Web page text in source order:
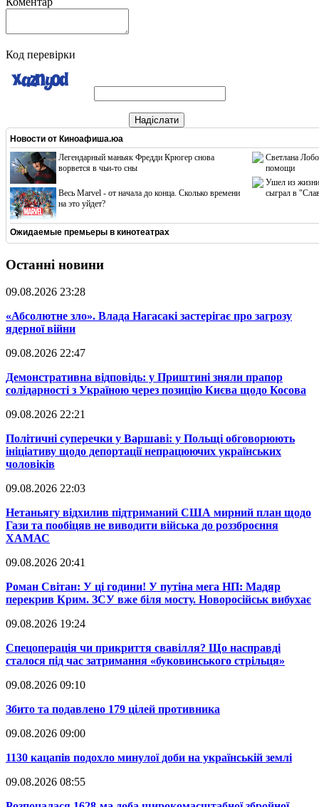
Код перевірки
Надіслати
Новости от Киноафиша.юа
Легендарный маньяк Фредди Крюгер снова
ворвется в чьи-то сны
Весь Marvel - от начала до конца. Сколько времени
на это уйдет?
Светлана
помощи
Ушел из жизни
сыграл в
Ожидаемые премьеры в кинотеатрах
Останні новини
09.08.2026 23:28
​«Абсолютне зло». Влада Нагасакі застерігає про загрозу
ядерної війни
09.08.2026 22:47
​Демонстративна відповідь: у Приштині зняли прапор
солідарності з Україною через позицію Києва щодо Косова
09.08.2026 22:21
​Політичні суперечки у Варшаві: у Польщі обговорюють
ініціативу щодо депортації непрацюючих українських
чоловіків
09.08.2026 22:03
​Нетаньягу відхилив підтриманий США мирний план щодо
Гази та пообіцяв не виводити війська до роззброєння
ХАМАС
09.08.2026 20:41
​Роман Світан: У ці години! У путіна мега НП: Мадяр
перекрив Крим. ЗСУ вже біля мосту. Новоросійськ вибухає
09.08.2026 19:24
​Спецоперація чи прикриття свавілля? Що насправді
сталося під час затримання «буковинського стрільця»
09.08.2026 09:10
​Збито та подавлено 179 цілей противника
09.08.2026 09:00
​1130 кацапів подохло минулої доби на українській землі
09.08.2026 08:55